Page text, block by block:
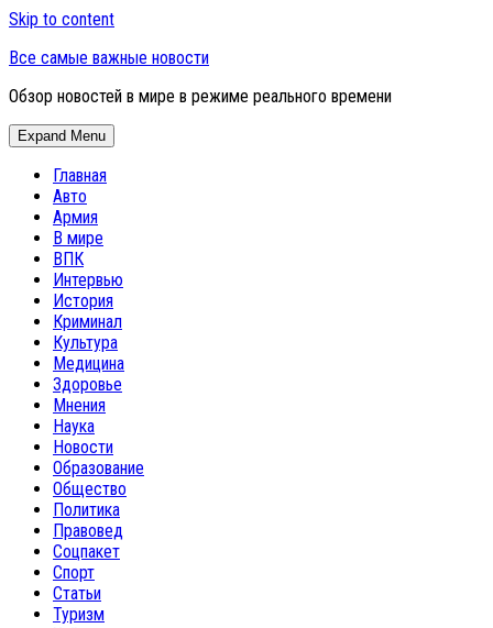
Skip to content
Все самые важные новости
Обзор новостей в мире в режиме реального времени
Expand Menu
Главная
Авто
Армия
В мире
ВПК
Интервью
История
Криминал
Культура
Медицина
Здоровье
Мнения
Наука
Новости
Образование
Общество
Политика
Правовед
Соцпакет
Спорт
Статьи
Туризм